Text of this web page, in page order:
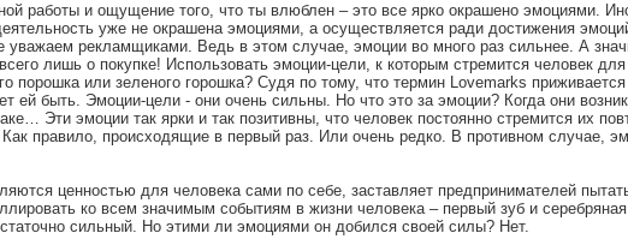
работы и ощущение того, что ты влюблен – это все ярко окрашено эмоциями.
уже не окрашена эмоциями, а осуществляется ради достижения
рекламщиками. Ведь в этом случае, эмоции во много раз сильнее. А
лишь о покупке! Использовать эмоции-цели, к которым стремится человек
порошка или зеленого горошка? Судя по тому, что термин Lovemarks
ей быть. Эмоции-цели - они очень сильны. Но что это за эмоции? Когда они
Эти эмоции так ярки и так позитивны, что человек постоянно стремится их
правило, происходящие в первый раз. Или очень редко. В противном случае,
ценностью для человека сами по себе, заставляет предпринимателей
ко всем значимым событиям в жизни человека – первый зуб и
сильный. Но этими ли эмоциями он добился своей силы? Нет.